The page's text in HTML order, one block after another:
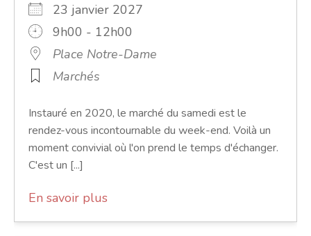
23 janvier 2027
9h00 - 12h00
Place Notre-Dame
Marchés
Instauré en 2020, le marché du samedi est le
rendez-vous incontournable du week-end. Voilà un
moment convivial où l'on prend le temps d'échanger.
C'est un [...]
En savoir plus